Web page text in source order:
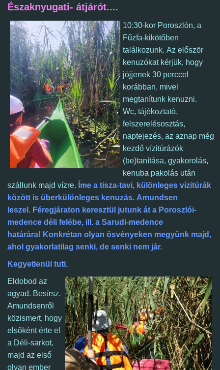
Északnyugati- átjárót....
10:30-kor Poroszlón, a
Fűzfa-kikötőben
találkozunk. Az először
kenuzókat kérjük, hogy
jöjjenek 30 perccel
korábban, mivel
megtanítunk kenuzni.
Wc, tájékoztató,
felszerelésosztás,
naptejezés, az aznap még
kezdő vízitúrázók
(be)tanítása, gyakorolás,
kenuba pakolás után
szállunk majd vízre. Íme a tisza-tavi, különleges vízitúrák
között is überkülönleges kenuzás. Amundsen
leszel. Féregjáraton keresztül jutunk át a Poroszlói-
medence déli felébe, ill. a Sarudi-medence
határára! Konkrétan olyan ösvényeken megyünk majd,
ahol gyakorlatilag senki, de senki nem jár.
Kegyetlenül tuti.
Eldobod az
agyad. Besírsz.
Amundsenről
közismert, hogy
elsőként érte el
a Déli-sarkot,
majd az első
olyan ember